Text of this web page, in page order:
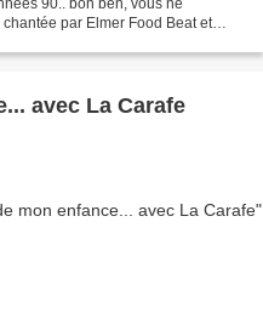
par Elmer Food Beat et
avec La Carafe